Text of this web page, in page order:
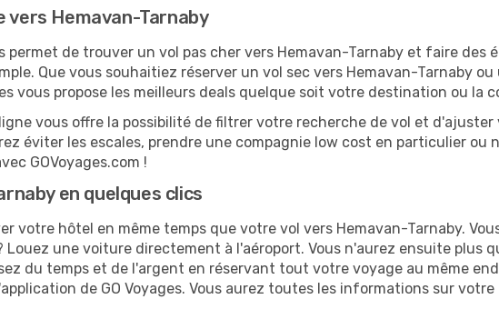
vers Hemavan-Tarnaby
permet de trouver un vol pas cher vers Hemavan-Tarnaby et faire des
Que vous souhaitiez réserver un vol sec vers Hemavan-Tarnaby
vous propose les meilleurs deals quelque soit votre destination ou la
vous offre la possibilité de filtrer votre recherche de vol et d'ajuster
éviter les escales, prendre une compagnie low cost en particulier ou
GOVoyages.com !
en quelques clics
votre hôtel en même temps que votre vol vers Hemavan-Tarnaby.
une voiture directement à l'aéroport. Vous n'aurez ensuite plus
du temps et de l'argent en réservant tout votre voyage au même
de GO Voyages. Vous aurez toutes les informations sur